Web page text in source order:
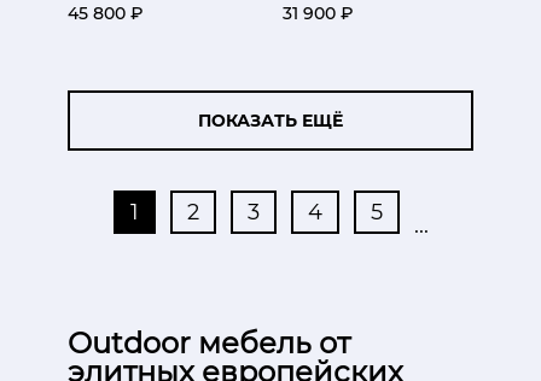
45 800 ₽ 31 900 ₽
ПОКАЗАТЬ ЕЩЁ
1 2 3 4 5 ...
Outdoor мебель от
элитных европейских